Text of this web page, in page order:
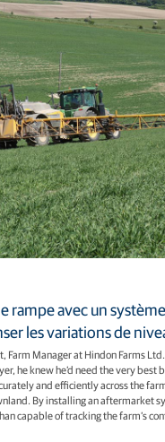
rampe avec un
les variations de
Farm Manager at Hindon Farms
he knew he’d need the very best
and efficiently across the
By installing an aftermarket
capable of tracking the farm’s